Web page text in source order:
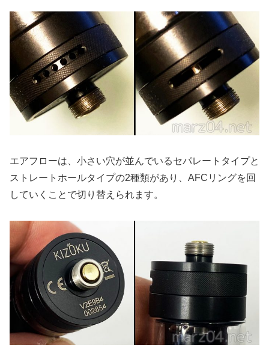
エアフローは、小さい穴が並んでいるセパレートタイプと
ストレートホールタイプの2種類があり、AFCリングを回
していくことで切り替えられます。